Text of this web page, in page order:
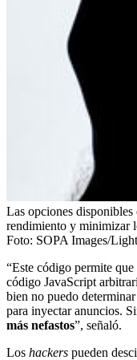
Las opciones
rendimiento y minimizar
Foto: SOPA Images/
“Este código permite
código JavaScript
bien no puedo
para inyectar anuncios.
más nefastos”, señaló.
Los hackers pueden